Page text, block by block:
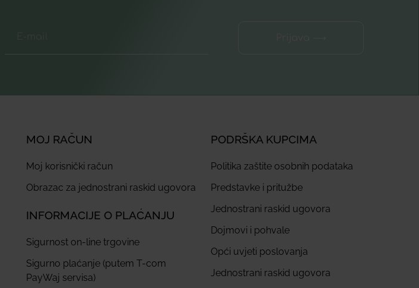
MOJ RAČUN
Moj korisnički račun
Obrazac za jednostrani raskid ugovora
INFORMACIJE O PLAĆANJU
Sigurnost on-line trgovine
Sigurno plaćanje (putem T-com
PayWaj servisa)
PODRŠKA KUPCIMA
Politika zaštite osobnih podataka
Predstavke i pritužbe
Jednostrani raskid ugovora
Dojmovi i pohvale
Opći uvjeti poslovanja
Jednostrani raskid ugovora